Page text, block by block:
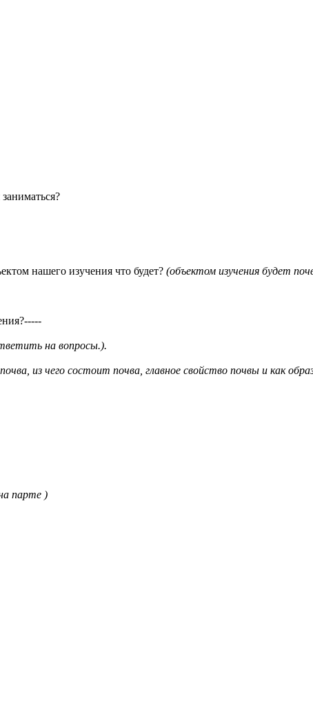
нашего изучения что будет? (объектом изучения будет
на вопросы.).
из чего состоит почва, главное свойство почвы и как
парте )